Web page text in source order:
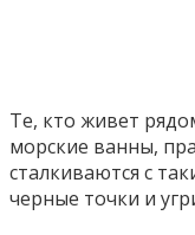
Те, кто живет
морские ванны,
сталкиваются с
черные точки и